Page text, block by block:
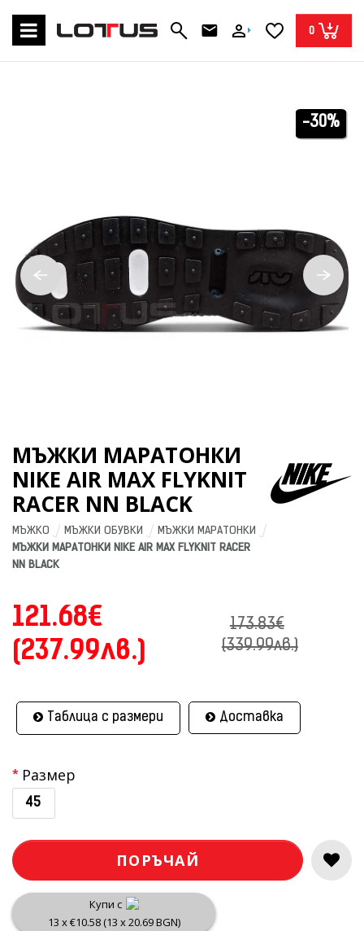
0
-30%
МЪЖКИ МАРАТОНКИ
NIKE AIR MAX FLYKNIT
RACER NN BLACK
МЪЖКО МЪЖКИ ОБУВКИ
МЪЖКИ МАРАТОНКИ
МЪЖКИ МАРАТОНКИ NIKE AIR MAX FLYKNIT RACER
NN BLACK
121.68€
(237.99лв.)
173.83€
(339.99лв.)
Таблица с размери Доставка
Размер
45
ПОРЪЧАЙ
Купи с
13 x €10.58 (13 x 20.69 BGN)